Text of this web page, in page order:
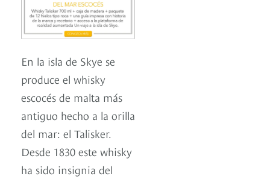
En la isla de Skye se
produce el whisky
escocés de malta más
antiguo hecho a la orilla
del mar: el Talisker.
Desde 1830 este whisky
ha sido insignia del